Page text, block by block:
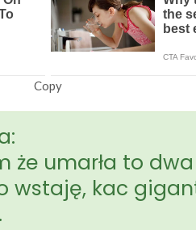
Copy
że umarła to
wstaję, kac